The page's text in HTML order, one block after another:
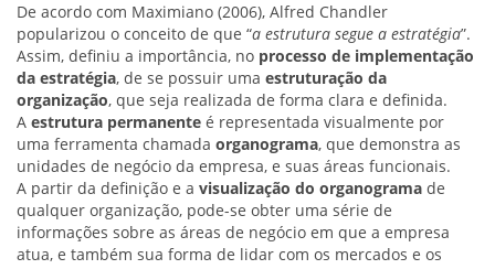
De acordo com Maximiano (2006), Alfred Chandler
popularizou o conceito de que “a estrutura segue a estratégia”.
Assim, definiu a importância, no processo de implementação
da estratégia, de se possuir uma estruturação da
organização, que seja realizada de forma clara e definida.
A estrutura permanente é representada visualmente por
uma ferramenta chamada organograma, que demonstra as
unidades de negócio da empresa, e suas áreas funcionais.
A partir da definição e a visualização do organograma de
qualquer organização, pode-se obter uma série de
informações sobre as áreas de negócio em que a empresa
atua, e também sua forma de lidar com os mercados e os